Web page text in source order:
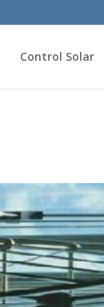
Control Solar